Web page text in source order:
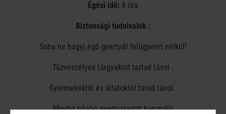
Égési idő: 8 óra
Biztonsági tudnivalók :
Soha ne hagyj égő gyertyát felügyelet nélkül!
Tűzveszélyes tárgyaktól tartsd távol .
Gyermekektől és állatoktól tarsd távol .
Mindig hőálló gyertyatartót használj!